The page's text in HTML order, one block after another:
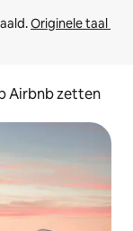
Originele taal
Airbnb zetten